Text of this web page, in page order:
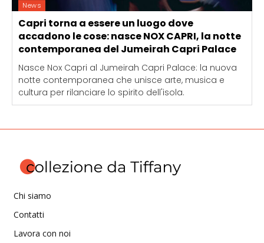
News
Capri torna a essere un luogo dove
accadono le cose: nasce NOX CAPRI, la notte
contemporanea del Jumeirah Capri Palace
Nasce Nox Capri al Jumeirah Capri Palace: la nuova
notte contemporanea che unisce arte, musica e
cultura per rilanciare lo spirito dell'isola.
Chi siamo
Contatti
Lavora con noi